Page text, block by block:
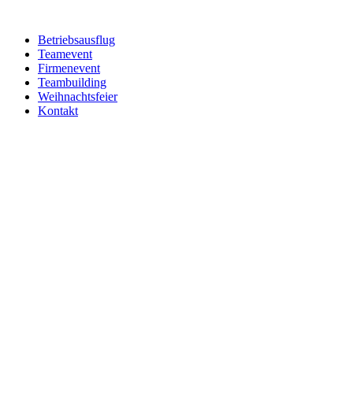
Betriebsausflug
Teamevent
Firmenevent
Teambuilding
Weihnachtsfeier
Kontakt